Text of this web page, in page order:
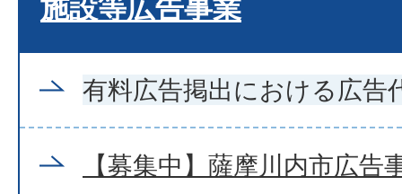
施設等広告事業
有料広告掲出における広告
【募集中】薩摩川内市広告